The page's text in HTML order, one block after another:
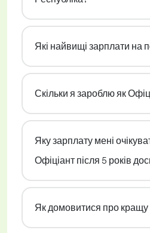
Які найвищі зарплати на
Скільки я зароблю як
Яку зарплату мені
Офіціант після 5 років
Як домовитися про кращу